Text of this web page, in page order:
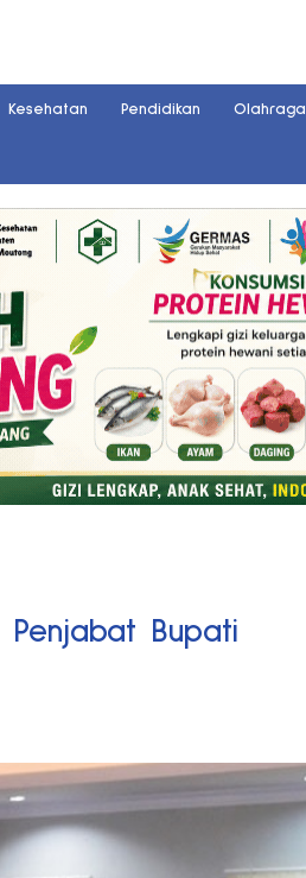
Kesehatan Pendidikan Olahraga
Penjabat Bupati